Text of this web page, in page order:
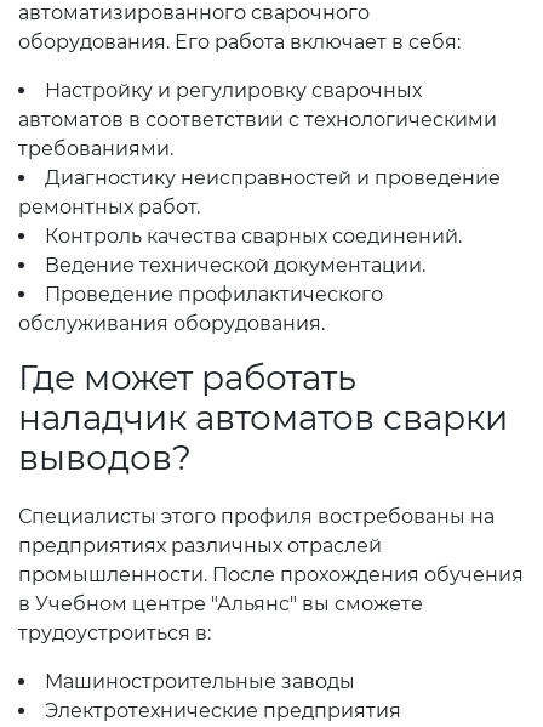
автоматизированного сварочного
оборудования. Его работа включает в себя:
Настройку и регулировку сварочных
автоматов в соответствии с технологическими
требованиями.
Диагностику неисправностей и проведение
ремонтных работ.
Контроль качества сварных соединений.
Ведение технической документации.
Проведение профилактического
обслуживания оборудования.
Где может работать
наладчик автоматов сварки
выводов?
Специалисты этого профиля востребованы на
предприятиях различных отраслей
промышленности. После прохождения обучения
в Учебном центре "Альянс" вы сможете
трудоустроиться в:
Машиностроительные заводы
Электротехнические предприятия